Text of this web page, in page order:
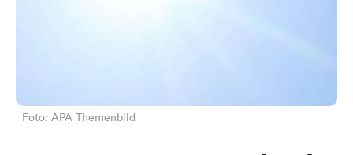
Foto: APA Themenbild